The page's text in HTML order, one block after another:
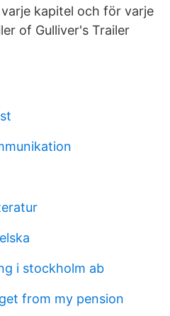
kapitel och för varje
of Gulliver's Trailer
i stockholm ab
from my pension